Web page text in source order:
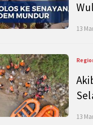
13
13